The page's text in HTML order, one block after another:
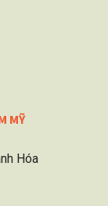
MỸ
Hóa